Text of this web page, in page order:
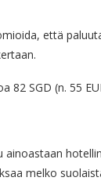
että
82 SGD (n. 55
melko